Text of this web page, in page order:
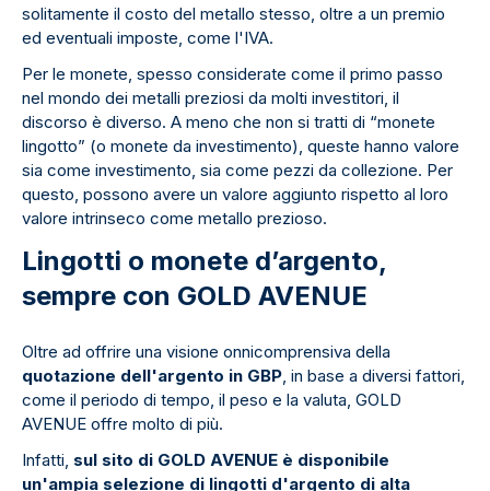
solitamente il costo del metallo stesso, oltre a un premio
ed eventuali imposte, come l'IVA.
Per le monete, spesso considerate come il primo passo
nel mondo dei metalli preziosi da molti investitori, il
discorso è diverso. A meno che non si tratti di “monete
lingotto” (o monete da investimento), queste hanno valore
sia come investimento, sia come pezzi da collezione. Per
questo, possono avere un valore aggiunto rispetto al loro
valore intrinseco come metallo prezioso.
Lingotti o monete d’argento,
sempre con GOLD AVENUE
Oltre ad offrire una visione onnicomprensiva della
quotazione dell'argento in GBP, in base a diversi fattori,
come il periodo di tempo, il peso e la valuta, GOLD
AVENUE offre molto di più.
Infatti, sul sito di GOLD AVENUE è disponibile
un'ampia selezione di lingotti d'argento di alta